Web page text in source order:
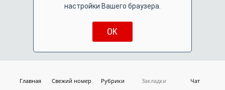
Главная Свежий номер Рубрики Закладки Чат
настройки Вашего браузера.
OK